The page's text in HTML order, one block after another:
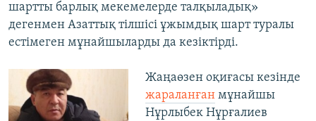
шартты барлық мекемелерде талқыладық»
дегенмен Азаттық тілшісі ұжымдық шарт туралы
естімеген мұнайшыларды да кезіктірді.
Жаңаөзен оқиғасы кезінде
жараланғанмұнайшы
Нұрлыбек Нұрғалиев